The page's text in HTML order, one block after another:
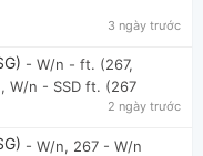
3 ngày trước
- W/n - ft. (267,
W/n - SSD ft. (267
2 ngày trước
- W/n, 267 - W/n